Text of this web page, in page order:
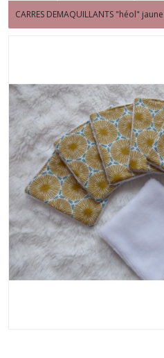
CARRES DEMAQUILLANTS "héol" jaune